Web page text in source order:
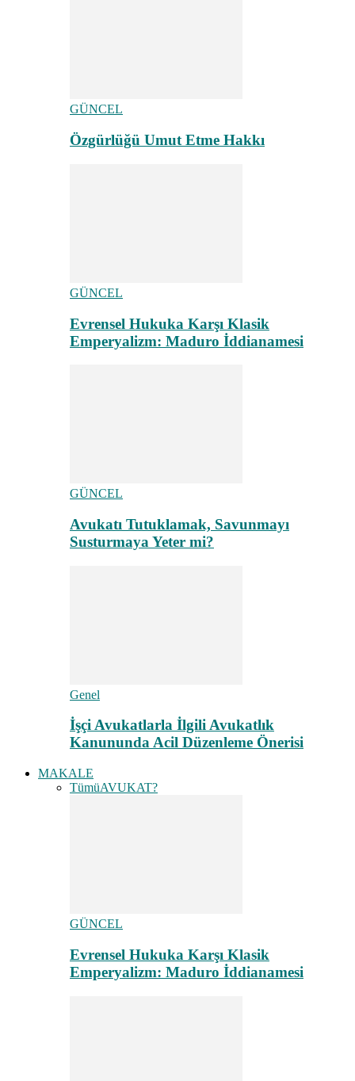
GÜNCEL
Özgürlüğü Umut Etme Hakkı
GÜNCEL
Evrensel Hukuka Karşı Klasik
Emperyalizm: Maduro İddianamesi
GÜNCEL
Avukatı Tutuklamak, Savunmayı
Susturmaya Yeter mi?
Genel
İşçi Avukatlarla İlgili Avukatlık
Kanununda Acil Düzenleme Önerisi
MAKALE
TümüAVUKAT?
GÜNCEL
Evrensel Hukuka Karşı Klasik
Emperyalizm: Maduro İddianamesi